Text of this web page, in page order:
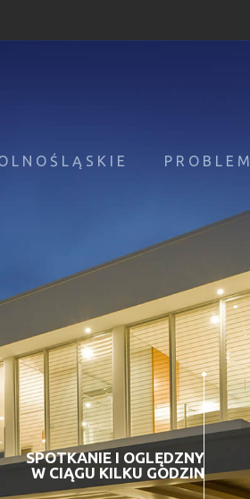
SPOTKANIE I OGLĘDZNY
W CIĄGU KILKU GODZIN